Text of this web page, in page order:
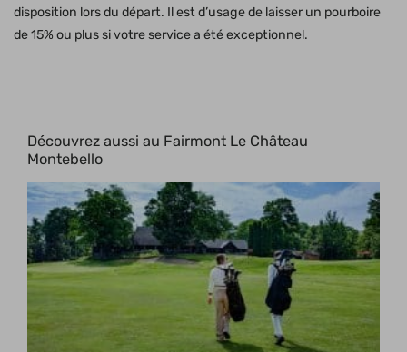
disposition lors du départ. Il est d’usage de laisser un pourboire
de 15% ou plus si votre service a été exceptionnel.
Découvrez aussi au Fairmont Le Château
Montebello